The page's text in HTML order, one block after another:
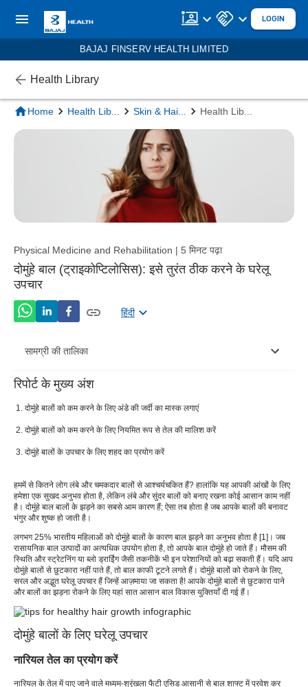
LOGIN
BAJAJ FINSERV HEALTH LIMITED
Health Library
Home Health Lib Skin & Hai Health Lib
Physical Medicine and Rehabilitation | 5 मिनट पढ़ा
दोमुंहे बाल (ट्राइकोप्टिलोसिस): इसे तुरंत ठीक करने के घरेलू
उपचार
हिंदी
सामग्री की तालिका
दोमुंहे बालों के लिए घरेलू उपचार
रिपोर्ट के मुख्य अंश
दोमुंहे बालों को कम करने के लिए अंडे की जर्दी का मास्क लगाएं
दोमुंहे बालों को कम करने के लिए नियमित रूप से तेल की मालिश करें
दोमुंहे बालों के उपचार के लिए शहद का प्रयोग करें
हममें से कितने लोग लंबे और चमकदार बालों से आश्चर्यचकित हैं? हालांकि यह आपकी आंखों के लिए
हमेशा एक सुखद अनुभव होता है, लेकिन लंबे और सुंदर बालों को बनाए रखना कोई आसान काम नहीं
है। दोमुंहे बाल बालों के झड़ने का सबसे आम कारण हैं; ऐसा तब होता है जब आपके बालों की बनावट
भंगुर और शुष्क हो जाती है।
लगभग 25% भारतीय महिलाओं को दोमुंहे बालों के कारण बाल झड़ने का अनुभव होता है [1]। जब
रासायनिक बाल उत्पादों का अत्यधिक उपयोग होता है, तो आपके बाल दोमुंहे हो जाते हैं। मौसम की
स्थिति और स्ट्रेटनिंग या ब्लो ड्राईिंग जैसी तकनीकें भी इन परेशानियों को बढ़ा सकती हैं। यदि आप
दोमुंहे बालों से छुटकारा नहीं पाते हैं, तो बाल काफी टूटने लगते हैं। दोमुंहे बालों को रोकने के लिए,
सरल और अद्भुत घरेलू उपचार हैं जिन्हें आज़माया जा सकता है! आपके दोमुंहे बालों से छुटकारा पाने
और बालों का झड़ना रोकने के लिए यहां सात आसान बाल विकास युक्तियाँ दी गई हैं।
दोमुंहे बालों के लिए घरेलू उपचार
नारियल तेल का प्रयोग करें
नारियल के तेल में पाए जाने वाले मध्यम-श्रृंखला फैटी एसिड आसानी से बाल शाफ्ट में प्रवेश कर